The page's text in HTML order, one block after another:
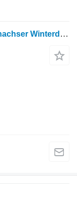
RAPID MONDO Hydrostat Kubota Einachser Winterdienst Geräteträger